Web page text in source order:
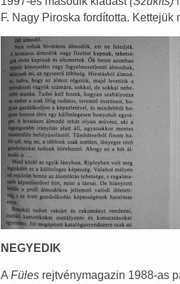
F. Nagy Piroska fordította.
NEGYEDIK
AFülesrejtvénymagazin 1988-as